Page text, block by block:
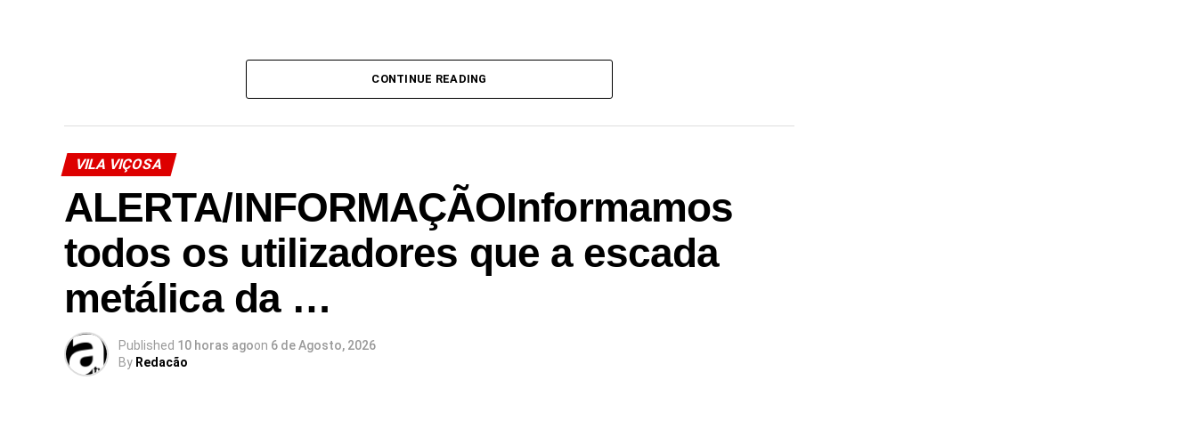
CONTINUE READING
VILA VIÇOSA
ALERTA/INFORMAÇÃOInformamos
todos os utilizadores que a escada
metálica da …
Published 10 horas agoon 6 de Agosto, 2026
By Redacão